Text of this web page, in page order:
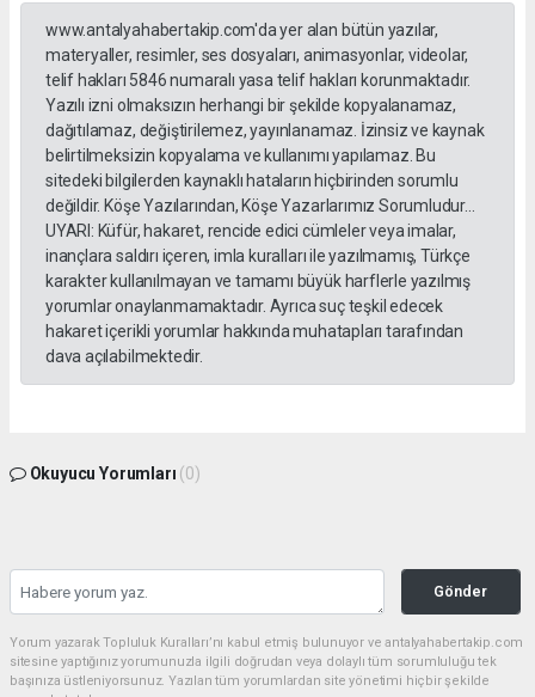
www.antalyahabertakip.com'da yer alan bütün yazılar,
materyaller, resimler, ses dosyaları, animasyonlar, videolar,
telif hakları 5846 numaralı yasa telif hakları korunmaktadır.
Yazılı izni olmaksızın herhangi bir şekilde kopyalanamaz,
dağıtılamaz, değiştirilemez, yayınlanamaz. İzinsiz ve kaynak
belirtilmeksizin kopyalama ve kullanımı yapılamaz. Bu
sitedeki bilgilerden kaynaklı hataların hiçbirinden sorumlu
değildir. Köşe Yazılarından, Köşe Yazarlarımız Sorumludur...
UYARI: Küfür, hakaret, rencide edici cümleler veya imalar,
inançlara saldırı içeren, imla kuralları ile yazılmamış, Türkçe
karakter kullanılmayan ve tamamı büyük harflerle yazılmış
yorumlar onaylanmamaktadır. Ayrıca suç teşkil edecek
hakaret içerikli yorumlar hakkında muhatapları tarafından
dava açılabilmektedir.
Okuyucu Yorumları (0)
Gönder
Yorum yazarak Topluluk Kuralları’nı kabul etmiş bulunuyor ve antalyahabertakip.com
sitesine yaptığınız yorumunuzla ilgili doğrudan veya dolaylı tüm sorumluluğu tek
başınıza üstleniyorsunuz. Yazılan tüm yorumlardan site yönetimi hiçbir şekilde